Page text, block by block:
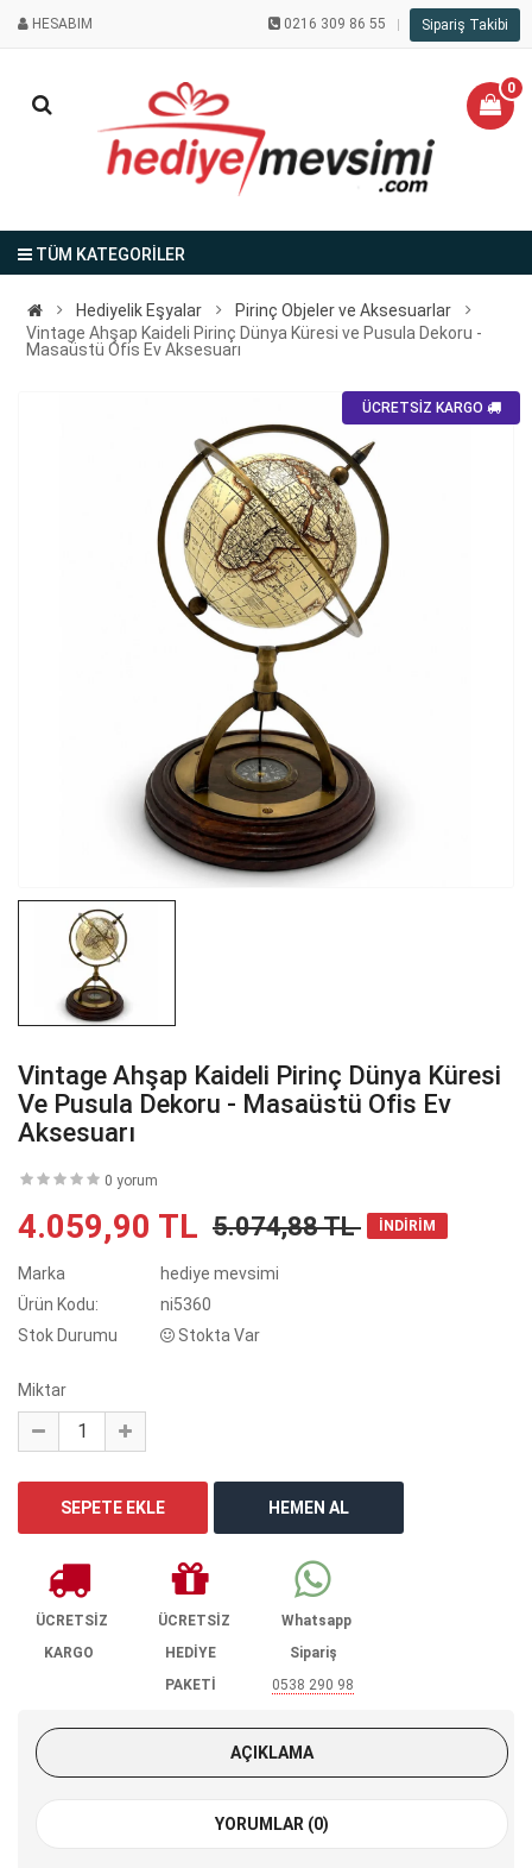
HESABIM 0216 309 86 55 Sipariş Takibi
0
TÜM KATEGORİLER
Hediyelik Eşyalar
Pirinç Objeler ve Aksesuarlar
Vintage Ahşap Kaideli Pirinç Dünya Küresi ve Pusula Dekoru -
Masaüstü Ofis Ev Aksesuarı
ÜCRETSİZ KARGO
Vintage Ahşap Kaideli Pirinç Dünya Küresi
Ve Pusula Dekoru - Masaüstü Ofis Ev
Aksesuarı
0 yorum
4.059,90 TL 5.074,88 TL İNDİRİM
Marka
hediye mevsimi
Ürün Kodu:
ni5360
Stok Durumu
Stokta Var
Miktar
ÜCRETSİZ
KARGO
ÜCRETSİZ
HEDİYE
PAKETİ
Whatsapp
Sipariş
0538 290 98
AÇIKLAMA
YORUMLAR (0)